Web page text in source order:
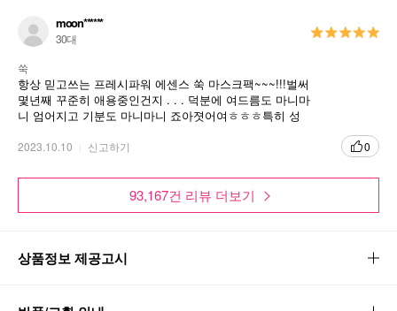
moon******
30대
쑥
항상 믿고쓰는 프레시파워 에센스 쑥 마스크팩~~~!!!벌써
몇년째 꾸준히 애용중인건지 . . . 덕분에 여드름도 마니마
니 엄어지고 기분도 마니마니 죠아졋어여ㅎㅎㅎ특히 성
2023.10.10 신고하기 0
93,167건 리뷰 더보기
상품정보 제공고시